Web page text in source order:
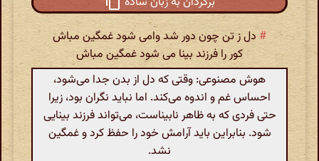
# دل ز تن چون دور شد وامی شود غمگین مباش
کور را فرزند بینا می شود غمگین مباش
هوش مصنوعی: وقتی که دل از بدن جدا می‌شود،
احساس غم و اندوه می‌کند. اما نباید نگران بود، زیرا
حتی فردی که به ظاهر نابیناست، می‌تواند فرزند بینایی
شود. بنابراین باید آرامش خود را حفظ کرد و غمگین
نشد.